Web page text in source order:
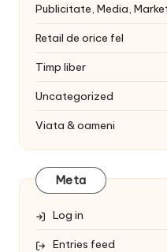
Publicitate, Media,
Retail de orice fel
Timp liber
Uncategorized
Viata & oameni
Meta
Log in
Entries feed